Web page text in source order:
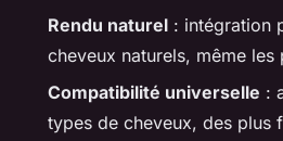
Rendu naturel : intégration
cheveux naturels, même les
Compatibilité universelle :
types de cheveux, des plus